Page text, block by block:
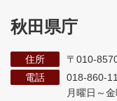
秋田県庁
住所
〒010-
電話
018-860-
月曜日～